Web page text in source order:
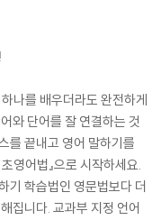
나를 배우더라도 완전하게
와 단어를 잘 연결하는 것
를 끝내고 영어 말하기를
영어법』으로 시작하세요.
기 학습법인 영문법보다 더
집니다. 교과부 지정 언어